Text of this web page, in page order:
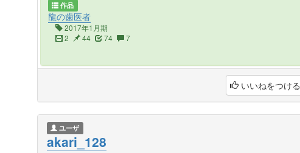
作品
龍の歯医者
2017年1月期
2
44 74 7
いいねをつける
ユーザ
akari_128